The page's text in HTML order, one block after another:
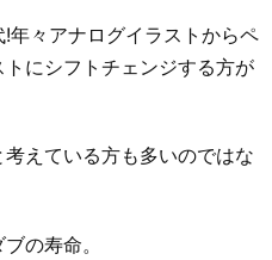
年々アナログイラストからペ
にシフトチェンジする方が
えている方も多いのではな
の寿命。